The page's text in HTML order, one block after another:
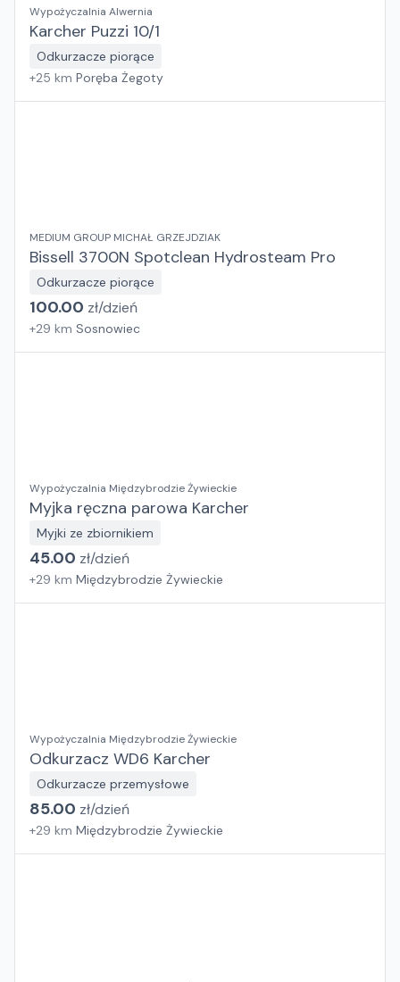
Wypożyczalnia Alwernia
Karcher Puzzi 10/1
Odkurzacze piorące
+25 km Poręba Żegoty
MEDIUM GROUP MICHAŁ GRZEJDZIAK
Bissell 3700N Spotclean Hydrosteam Pro
Odkurzacze piorące
100.00 zł/dzień
+29 km Sosnowiec
Wypożyczalnia Międzybrodzie Żywieckie
Myjka ręczna parowa Karcher
Myjki ze zbiornikiem
45.00 zł/dzień
+29 km Międzybrodzie Żywieckie
Wypożyczalnia Międzybrodzie Żywieckie
Odkurzacz WD6 Karcher
Odkurzacze przemysłowe
85.00 zł/dzień
+29 km Międzybrodzie Żywieckie